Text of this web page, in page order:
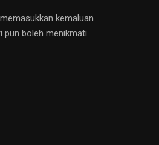
kemaluan
pun boleh menikmati